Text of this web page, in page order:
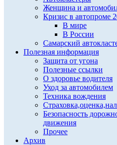
Женщина и
Кризис в автопроме
В мире
В России
Самарский
Полезная информация
Защита от угона
Полезные ссылки
О здоровье водителя
Уход за автомобилем
Техника вождения
Безопасность
движения
Прочее
Архив